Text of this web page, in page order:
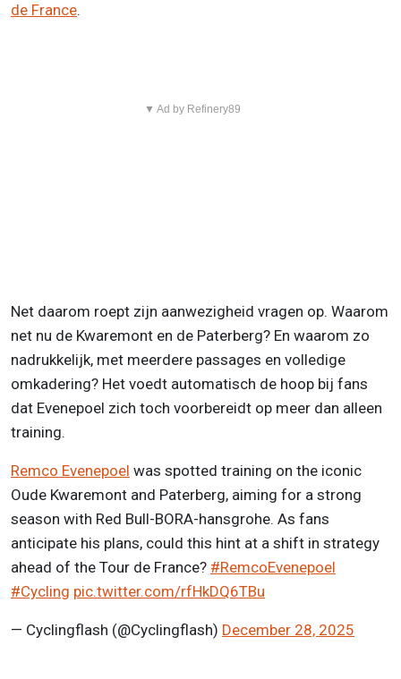
de France.
▼ Ad by Refinery89
Net daarom roept zijn aanwezigheid vragen op. Waarom
net nu de Kwaremont en de Paterberg? En waarom zo
nadrukkelijk, met meerdere passages en volledige
omkadering? Het voedt automatisch de hoop bij fans
dat Evenepoel zich toch voorbereidt op meer dan alleen
training.
Remco Evenepoel was spotted training on the iconic
Oude Kwaremont and Paterberg, aiming for a strong
season with Red Bull-BORA-hansgrohe. As fans
anticipate his plans, could this hint at a shift in strategy
ahead of the Tour de France? #RemcoEvenepoel
#Cycling pic.twitter.com/rfHkDQ6TBu
— Cyclingflash (@Cyclingflash) December 28, 2025